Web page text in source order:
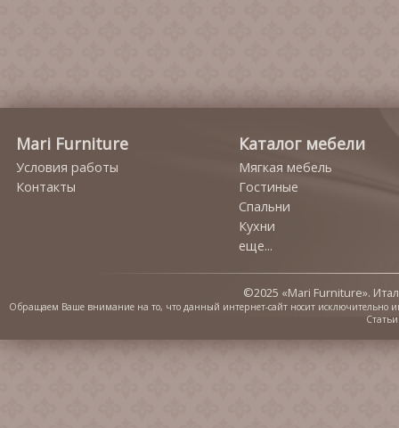
Mari Furniture
Условия работы
Контакты
Каталог мебели
Мягкая мебель
Гостиные
Спальни
Кухни
еще...
©2025 «Mari Furniture».
Обращаем Ваше внимание на то, что данный интернет-сайт носит исключительно